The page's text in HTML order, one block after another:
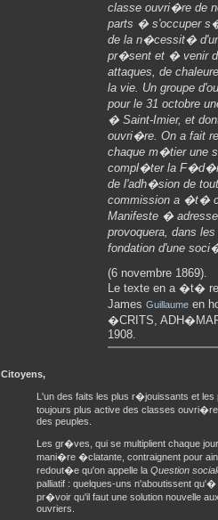
classe ouvri�re de
parts � s'occuper
de la n�cessit�
pr�sent et � venir
attaques, de
la vie. Un groupe
pour le 31 octobre
� Saint-Imier, et
ouvri�re. On a fait
chaque m�tier une
compl�ter la
de l'adh�sion de
commission a �t�
Manifeste �
provoquera, dans
fondation d'une
(6 novembre 1869).
Le texte en a �t�
James Guillaume en
�CRITS,
1908.
Citoyens,
L'un des faits les plus r�jouissants et
toujours plus active des classes
des peuples.
Les gr�ves, qui se multiplient chaque
mani�re �clatante, contraignent pour
redout�e qu'on appelle la Question
palliatif : quelques-uns n'aboutissent
pr�voir qu'il faut une solution nouvelle
ouvriers.